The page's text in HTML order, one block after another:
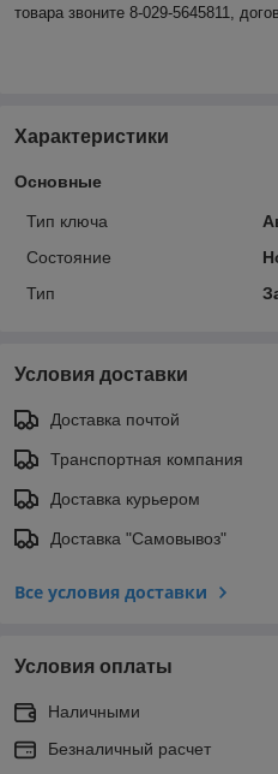
товара звоните 8-029-5645811,
Характеристики
Основные
Тип ключа
Состояние
Тип
Условия доставки
Доставка почтой
Транспортная компания
Доставка курьером
Доставка "Самовывоз"
Все условия доставки
Условия оплаты
Наличными
Безналичный расчет